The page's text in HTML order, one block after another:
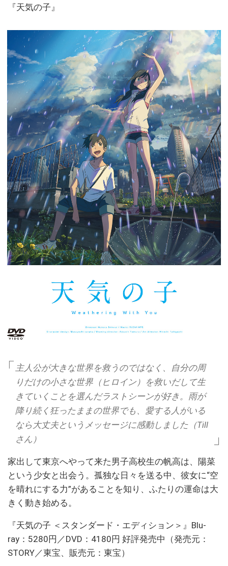
『天気の子』
主人公が大きな世界を救うのではなく、自分の周
りだけの小さな世界（ヒロイン）を救いだして生
きていくことを選んだラストシーンが好き。雨が
降り続く狂ったままの世界でも、愛する人がいる
なら大丈夫というメッセージに感動しました（Till
さん）
家出して東京へやって来た男子高校生の帆高は、陽菜
という少女と出会う。孤独な日々を送る中、彼女に“空
を晴れにする力”があることを知り、ふたりの運命は大
きく動き始める。
『天気の子 ＜スタンダード・エディション＞』Blu-
ray：5280円／DVD：4180円 好評発売中（発売元：
STORY／東宝、販売元：東宝）